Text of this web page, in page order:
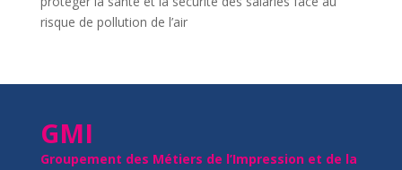
risque de pollution de l’air
GMI
Groupement des Métiers de l’Impression et de la